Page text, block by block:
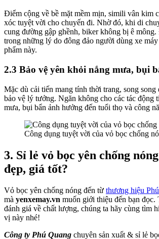
Điểm cộng về bề mặt mềm mịn, simili vân kim
xóc tuyệt vời cho chuyến đi. Nhờ đó, khi di
cung đường gập ghềnh, biker không bị ê
trong những lý do đông đảo người dùng xe máy
phẩm này.
2.3 Bảo vệ yên khỏi nắng mưa, bụi
Mặc dù cải tiến mang tính thời trang, song song
bảo vệ lý tưởng. Ngăn không cho các tác động
mưa, bụi bẩn ảnh hưởng đến tuổi thọ và công
Công dụng tuyệt vời của vỏ bọc chống
3. Sỉ lẻ vỏ bọc yên chống
đẹp, giá tốt?
Vỏ bọc yên chống nóng đến từ thương hiệu
mà yenxemay.vn muốn giới thiệu đến bạn đọc.
đánh giá về chất lượng, chúng ta hãy cùng tìm
vị này nhé!
Công ty Phú Quang chuyên sản xuất & sỉ lẻ